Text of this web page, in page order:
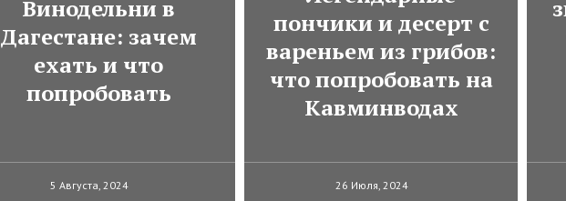
Винодельни в
Дагестане: зачем
ехать и что
попробовать
5 Августа, 2024
пончики и десерт с
вареньем из грибов:
что попробовать на
Кавминводах
26 Июля, 2024